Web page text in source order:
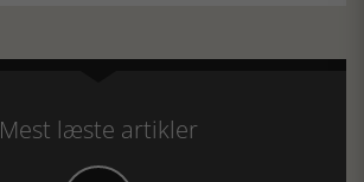
Mest læste artikler